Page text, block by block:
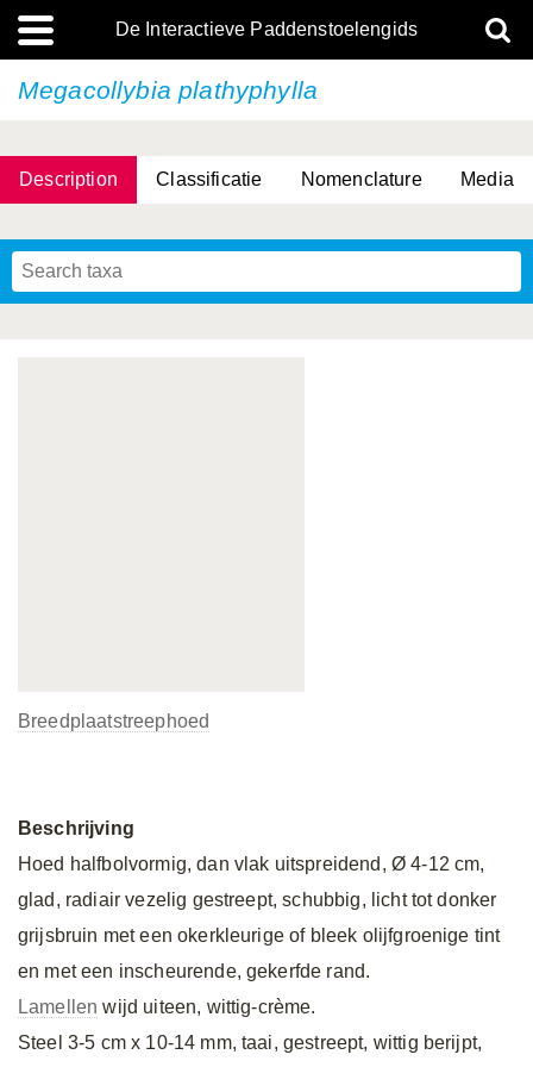
De Interactieve Paddenstoelengids
Megacollybia plathyphylla
Description Classificatie Nomenclature Media
Breedplaatstreephoed
Beschrijving
Hoed halfbolvormig, dan vlak uitspreidend, Ø 4-12 cm,
glad, radiair vezelig gestreept, schubbig, licht tot donker
grijsbruin met een okerkleurige of bleek olijfgroenige tint
en met een inscheurende, gekerfde rand.
Lamellen wijd uiteen, wittig-crème.
Steel 3-5 cm x 10-14 mm, taai, gestreept, wittig berijpt,